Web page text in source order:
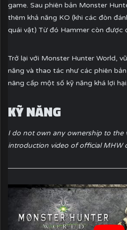
game. Sau phiên bản Monster
thêm khả năng KO (khi các đòn
quái vật) Từ đó Hammer còn được
Trở lại với Monster Hunter World,
năng và thao tác như các phiên
nâng cấp một số kỹ năng khá lợi hại.
KỸ NĂNG
I do not own any ownership to the
introduction video of official MHW